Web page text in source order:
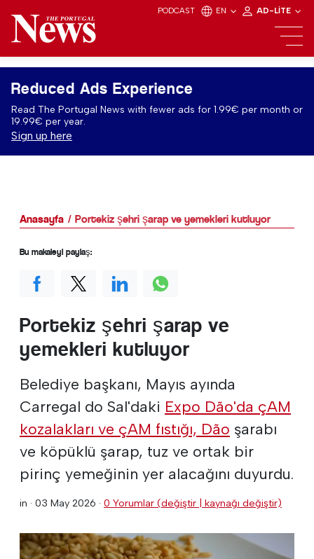
PODCAST EN AD-LITE
Reduced Ads Experience
Read The Portugal News with fewer ads for 1.99€ per month or
19.99€ per year.
Sign up here
Anasayfa Portekiz şehri şarap ve yemekleri kutluyor
Portekiz şehri şarap ve
yemekleri kutluyor
Belediye başkanı, Mayıs ayında
Carregal do Sal'daki Expo Dão'da çAM
kozalakları ve çAM fıstığı, Dão şarabı
ve köpüklü şarap, tuz ve ortak bir
pirinç yemeğinin yer alacağını duyurdu.
in · 03 May 2026 · 0 Yorumlar (değiştir | kaynağı değiştir)
Bu makaleyi paylaş: